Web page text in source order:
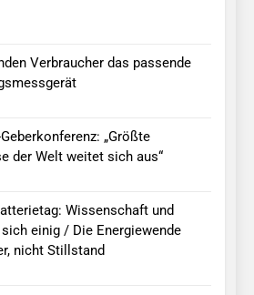
Verbraucher das passende
„Größte
der Welt weitet sich aus“
Wissenschaft und
einig / Die Energiewende
nicht Stillstand